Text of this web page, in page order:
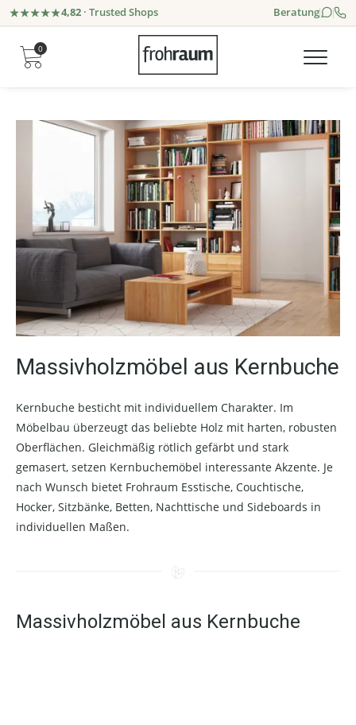
4,82 · Trusted Shops Beratung
0
Massivholzmöbel aus Kernbuche
Kernbuche besticht mit individuellem Charakter. Im
Möbelbau überzeugt das beliebte Holz mit harten, robusten
Oberflächen. Gleichmäßig rötlich gefärbt und stark
gemasert, setzen Kernbuchemöbel interessante Akzente. Je
nach Wunsch bietet Frohraum Esstische, Couchtische,
Hocker, Sitzbänke, Betten, Nachttische und Sideboards in
individuellen Maßen.
Massivholzmöbel aus Kernbuche